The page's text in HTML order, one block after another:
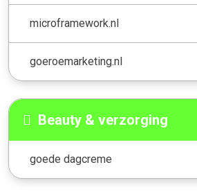
microframework.nl
goeroemarketing.nl
Beauty & verzorging
goede dagcreme